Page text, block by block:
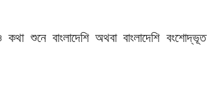
শুনে বাংলাদেশি অথবা বাংলাদেশি বংশোদ্ভূত